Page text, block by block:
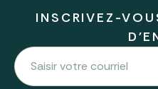
INSCRIVEZ-